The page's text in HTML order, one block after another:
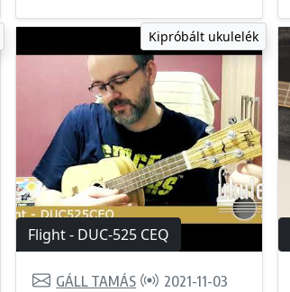
Kipróbált ukulelék
Flight - DUC-525 CEQ
GÁLL TAMÁS 2021-11-03